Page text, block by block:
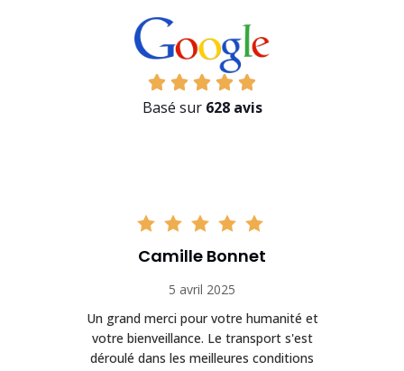
Basé sur 628 avis
Camille Bonnet
5 avril 2025
Un grand merci pour votre humanité et
votre bienveillance. Le transport s'est
déroulé dans les meilleures conditions